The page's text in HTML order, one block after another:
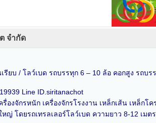
จำกัด
รียบ / โลว์เบด รถบรรทุก 6 – 10 ล้อ คอกสูง รถ
Line ID.siritanachot
องจักรหนัก เครื่องจักรโรงงาน เหล็กเส้น เหล็ก
ญ่ โดยรถเทรลเลอร์โลว์เบด ความยาว 8-12 เ